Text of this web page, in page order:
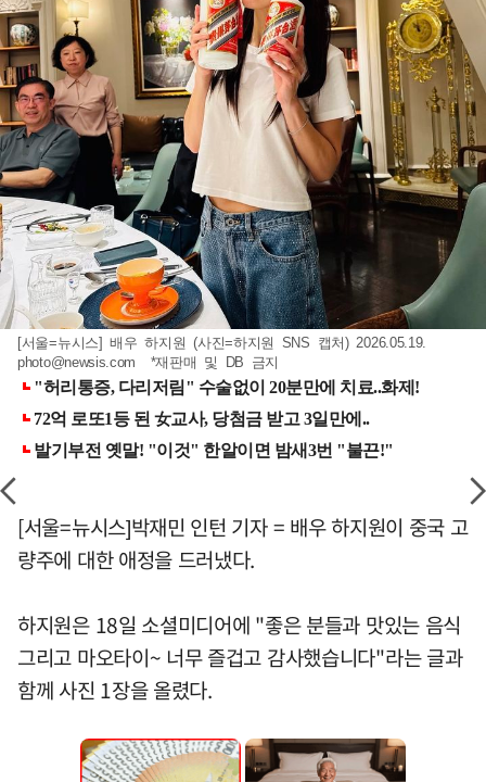
[서울=뉴시스] 배우 하지원 (사진=하지원 SNS 캡처) 2026.05.19.
photo@newsis.com *재판매 및 DB 금지
[서울=뉴시스]박재민 인턴 기자 = 배우 하지원이 중국 고
량주에 대한 애정을 드러냈다.
하지원은 18일 소셜미디어에 "좋은 분들과 맛있는 음식
그리고 마오타이~ 너무 즐겁고 감사했습니다"라는 글과
함께 사진 1장을 올렸다.